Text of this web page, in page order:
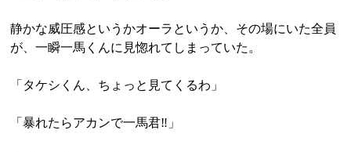
静かな威圧感というかオーラというか、その場にいた全員
が、一瞬一馬くんに見惚れてしまっていた。
「タケシくん、ちょっと見てくるわ」
「暴れたらアカンで一馬君‼」